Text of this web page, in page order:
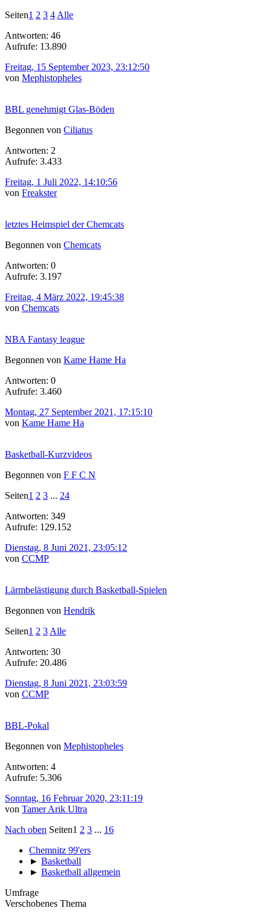
Seiten1 2 3 4 Alle
Antworten: 46
Aufrufe: 13.890
Freitag, 15 September 2023, 23:12:50
von Mephistopheles
BBL genehmigt Glas-Böden
Begonnen von Ciliatus
Antworten: 2
Aufrufe: 3.433
Freitag, 1 Juli 2022, 14:10:56
von Freakster
letztes Heimspiel der Chemcats
Begonnen von Chemcats
Antworten: 0
Aufrufe: 3.197
Freitag, 4 März 2022, 19:45:38
von Chemcats
NBA Fantasy league
Begonnen von Kame Hame Ha
Antworten: 0
Aufrufe: 3.460
Montag, 27 September 2021, 17:15:10
von Kame Hame Ha
Basketball-Kurzvideos
Begonnen von F F C N
Seiten1 2 3 ... 24
Antworten: 349
Aufrufe: 129.152
Dienstag, 8 Juni 2021, 23:05:12
von CCMP
Lärmbelästigung durch Basketball-Spielen
Begonnen von Hendrik
Seiten1 2 3 Alle
Antworten: 30
Aufrufe: 20.486
Dienstag, 8 Juni 2021, 23:03:59
von CCMP
BBL-Pokal
Begonnen von Mephistopheles
Antworten: 4
Aufrufe: 5.306
Sonntag, 16 Februar 2020, 23:11:19
von Tamer Arik Ultra
Nach oben Seiten1 2 3 ... 16
Chemnitz 99'ers
► Basketball
► Basketball allgemein
Umfrage
Verschobenes Thema